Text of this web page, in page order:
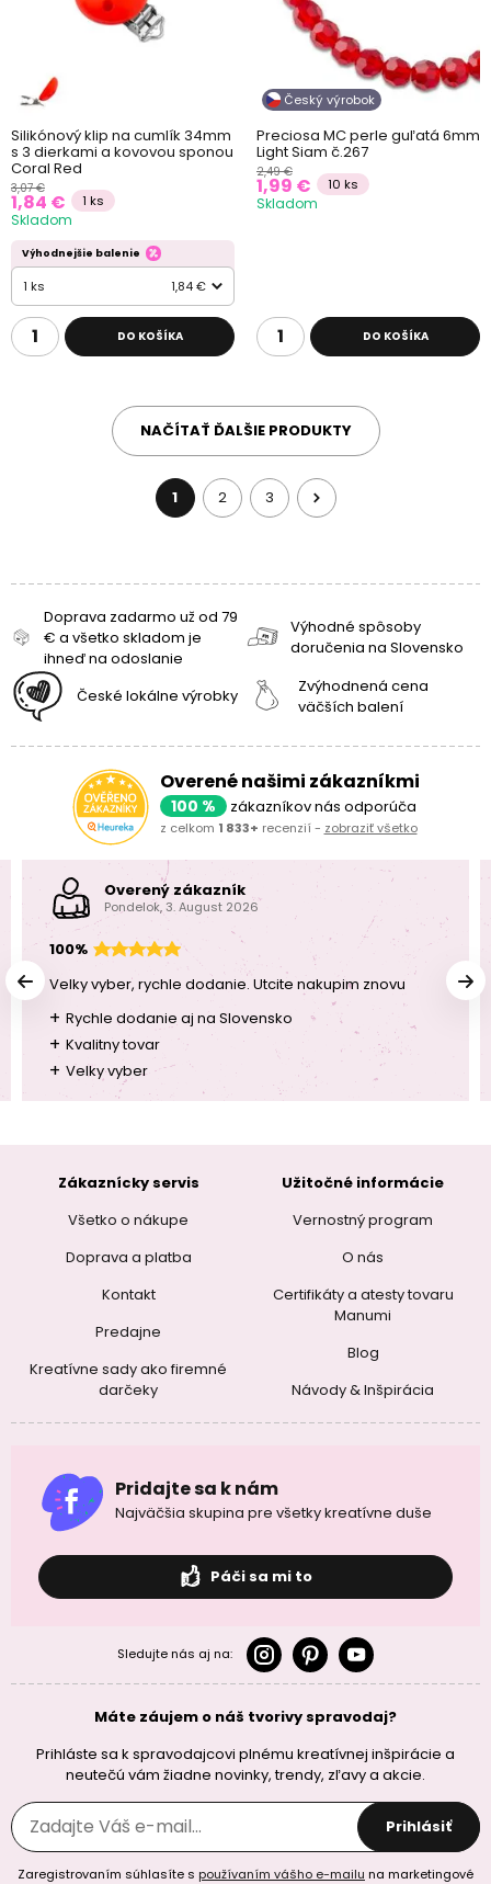
Silikónový klip na cumlík 34mm
s 3 dierkami a kovovou sponou
Coral Red
3,07 €
1,84 € 1 ks
Skladom
Výhodnejšie balenie
1 ks 1,84 €
DO KOŠÍKA
Český výrobok
Preciosa MC perle guľatá 6mm
Light Siam č.267
2,49 €
1,99 € 10 ks
Skladom
DO KOŠÍKA
NAČÍTAŤ ĎALŠIE PRODUKTY
1 2 3
Doprava zadarmo už od 79
€ a všetko skladom je
ihneď na odoslanie
Výhodné spôsoby
doručenia na Slovensko
České lokálne výrobky
Zvýhodnená cena
väčších balení
Overené našimi zákazníkmi
100 % zákazníkov nás odporúča
z celkom 1 833+ recenzií - zobraziť všetko
Overený zákazník
Pondelok, 3. August 2026
100%
Velky vyber, rychle dodanie. Utcite nakupim znovu
+ Rychle dodanie aj na Slovensko
+ Kvalitny tovar
+ Velky vyber
Zákaznícky servis
Všetko o nákupe
Doprava a platba
Kontakt
Predajne
Kreatívne sady ako firemné
darčeky
Užitočné informácie
Vernostný program
O nás
Certifikáty a atesty tovaru
Manumi
Blog
Návody & Inšpirácia
Pridajte sa k nám
Najväčšia skupina pre všetky kreatívne duše
Páči sa mi to
Sledujte nás aj na:
Máte záujem o náš tvorivy spravodaj?
Prihláste sa k spravodajcovi plnému kreatívnej inšpirácie a
neutečú vám žiadne novinky, trendy, zľavy a akcie.
Prihlásiť
Zaregistrovaním súhlasíte s používaním vášho e-mailu na marketingové